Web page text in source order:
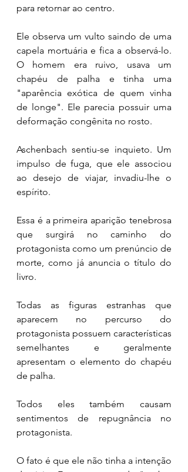
para retornar ao centro.
Ele observa um vulto saindo de uma
capela mortuária e fica a observá-lo.
O homem era ruivo, usava um
chapéu de palha e tinha uma
"aparência exótica de quem vinha
de longe". Ele parecia possuir uma
deformação congênita no rosto.
Aschenbach sentiu-se inquieto. Um
impulso de fuga, que ele associou
ao desejo de viajar, invadiu-lhe o
espírito.
Essa é a primeira aparição tenebrosa
que surgirá no caminho do
protagonista como um prenúncio de
morte, como já anuncia o título do
livro.
Todas as figuras estranhas que
aparecem no percurso do
protagonista possuem características
semelhantes e geralmente
apresentam o elemento do chapéu
de palha.
Todos eles também causam
sentimentos de repugnância no
protagonista.
O fato é que ele não tinha a intenção